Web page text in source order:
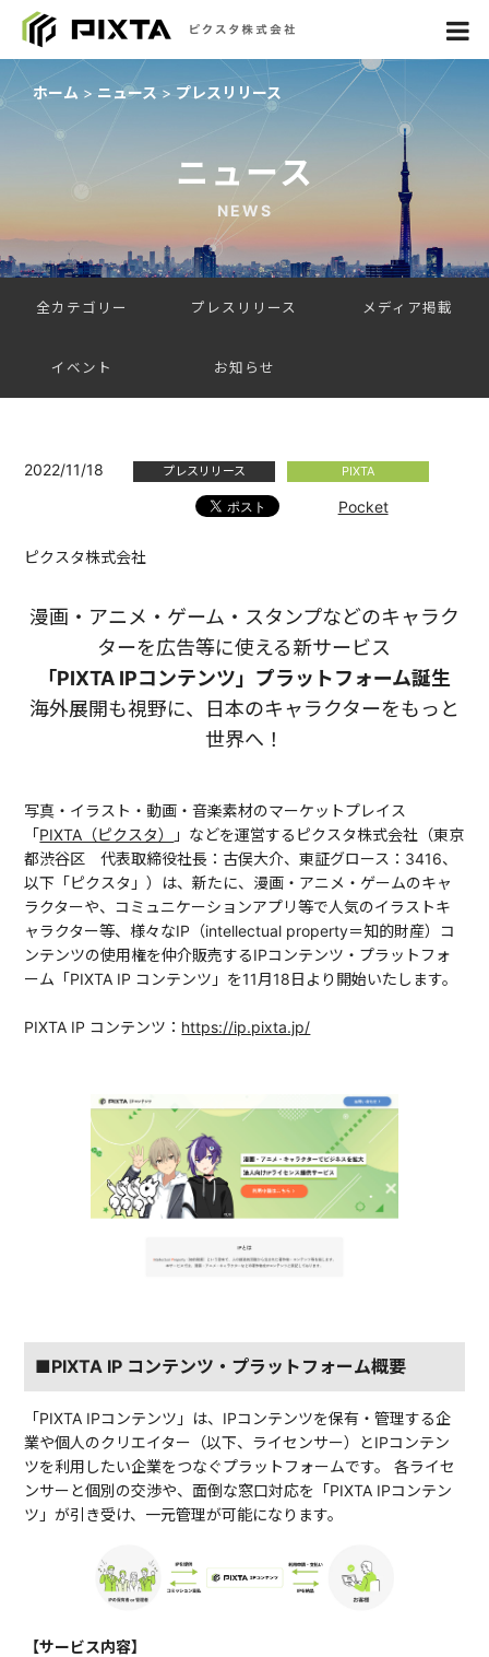
ホーム ニュース プレスリリース
ニュース
NEWS
全カテゴリー プレスリリース メディア掲載
イベント お知らせ
2022/11/18 プレスリリース PIXTA
Pocket
ピクスタ株式会社
漫画・アニメ・ゲーム・スタンプなどのキャラク
ターを広告等に使える新サービス
「PIXTA IPコンテンツ」プラットフォーム誕生
海外展開も視野に、日本のキャラクターをもっと
世界へ！
写真・イラスト・動画・音楽素材のマーケットプレイス
「PIXTA（ピクスタ）
」などを運営するピクスタ株式会社（東京
都渋谷区 代表取締役社長：古俣大介、東証グロース：3416、
以下「ピクスタ」）は、新たに、漫画・アニメ・ゲームのキャ
ラクターや、コミュニケーションアプリ等で人気のイラストキ
ャラクター等、様々なIP（intellectual property＝知的財産）コ
ンテンツの使用権を仲介販売するIPコンテンツ・プラットフォ
ーム「PIXTA IP コンテンツ」を11月18日より開始いたします。
PIXTA IP コンテンツ： https://ip.pixta.jp/
■PIXTA IP コンテンツ・プラットフォーム概要
「PIXTA IPコンテンツ」は、IPコンテンツを保有・管理する企
業や個人のクリエイター（以下、ライセンサー）とIPコンテン
ツを利用したい企業をつなぐプラットフォームです。 各ライセ
ンサーと個別の交渉や、面倒な窓口対応を「PIXTA IPコンテン
ツ」が引き受け、一元管理が可能になります。
【サービス内容】